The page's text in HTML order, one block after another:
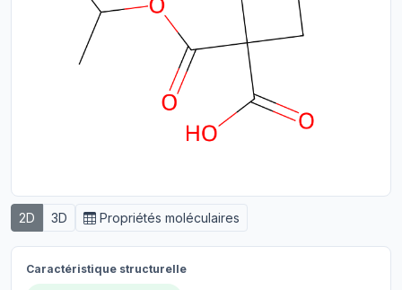
2D 3D Propriétés moléculaires
Caractéristique structurelle